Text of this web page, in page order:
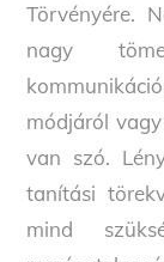
Törvényére.
nagy
módjáról
van szó.
tanítási
mind